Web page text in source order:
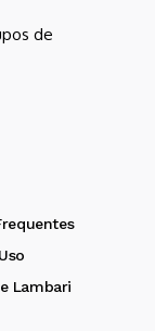
de
Lambari